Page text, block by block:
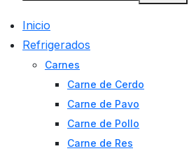
Inicio
Refrigerados
Carnes
Carne de Cerdo
Carne de Pavo
Carne de Pollo
Carne de Res